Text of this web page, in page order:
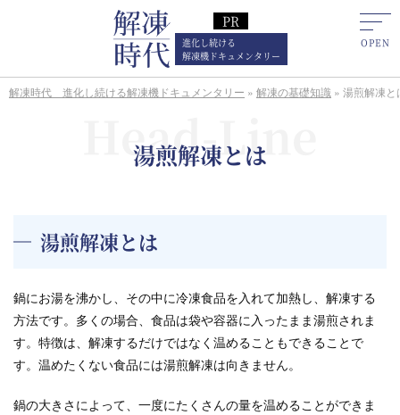
進化し続ける
解凍機ドキュメンタリー
解凍時代 進化し続ける解凍機ドキュメンタリー » 解凍の基礎知識 » 湯煎解凍と
湯煎解凍とは
湯煎解凍とは
鍋にお湯を沸かし、その中に冷凍食品を入れて加熱し、解凍する
方法です。多くの場合、食品は袋や容器に入ったまま湯煎されま
す。特徴は、解凍するだけではなく温めることもできることで
す。温めたくない食品には湯煎解凍は向きません。
鍋の大きさによって、一度にたくさんの量を温めることができま